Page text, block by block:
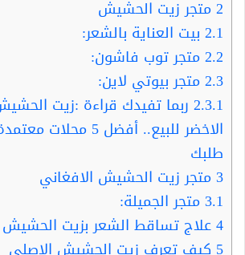
2متجر زيت الحشيش
2.1 بيت العناية بالشعر:
2.2متجر توب فاشون:
2.3متجر بيوتي لاين:
2.3.1 ربما تفيدك قراءة :زيت
الاخضر للبيع.. أفضل 5
طلبك
3متجر زيت الحشيش الافغاني
3.1متجر الجميلة:
4علاج تساقط الشعر بزيت الحشيش
5 كيف تعرف زيت الحشيش الاصلي